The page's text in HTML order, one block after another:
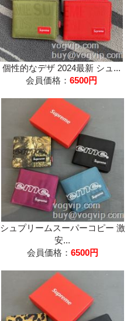
個性的なデザ 2024最新 シュ...
会員価格： 6500円
シュプリームスーパーコピー 激
安...
会員価格： 6500円